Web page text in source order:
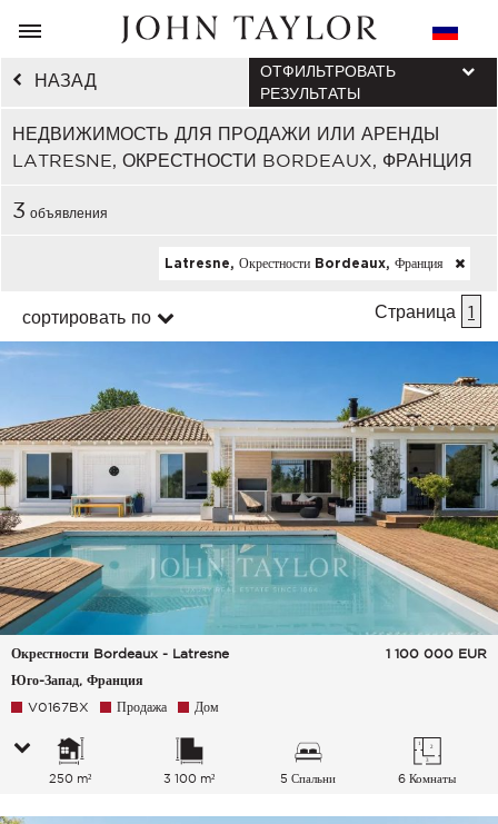
НАЗАД
НЕДВИЖИМОСТЬ ДЛЯ ПРОДАЖИ ИЛИ АРЕНДЫ
LATRESNE, ОКРЕСТНОСТИ BORDEAUX, ФРАНЦИЯ
ОТФИЛЬТРОВАТЬ
РЕЗУЛЬТАТЫ
3 объявления
Latresne, Окрестности Bordeaux, Франция
сортировать по Страница 1
Окрестности Bordeaux - Latresne
Юго-Запад, Франция
1 100 000 EUR
V0167BX Продажа Дом
250 m² 3 100 m² 5 Спальни 6 Комнаты